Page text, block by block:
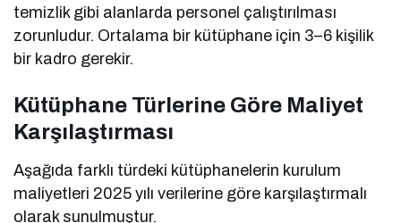
temizlik gibi alanlarda personel çalıştırılması
zorunludur. Ortalama bir kütüphane için 3–6 kişilik
bir kadro gerekir.
Kütüphane Türlerine Göre Maliyet
Karşılaştırması
Aşağıda farklı türdeki kütüphanelerin kurulum
maliyetleri 2025 yılı verilerine göre karşılaştırmalı
olarak sunulmuştur.